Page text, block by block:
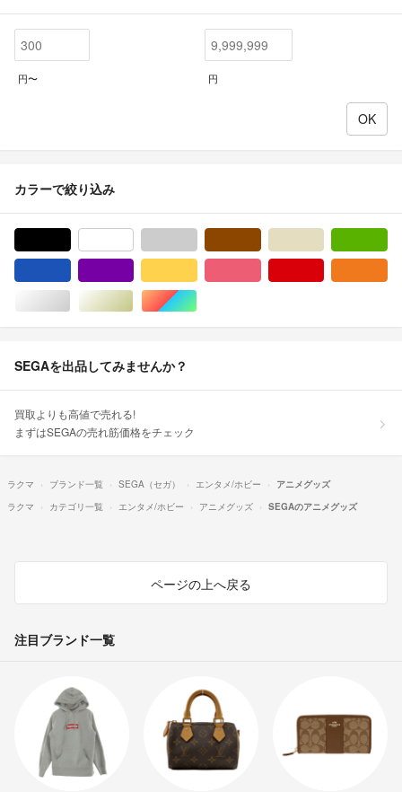
円〜 円
カラーで絞り込み
シルバー/銀色系ゴールド/金色系マルチカラー
SEGAを出品してみませんか？
買取よりも高値で売れる!
まずはSEGAの売れ筋価格をチェック
ラクマ ブランド一覧 SEGA（セガ） エンタメ/ホビー
アニメグッズ
ラクマ
カテゴリ一覧 エンタメ/ホビー アニメグッズ SEGAのアニメグッズ
ページの上へ戻る
注目ブランド一覧